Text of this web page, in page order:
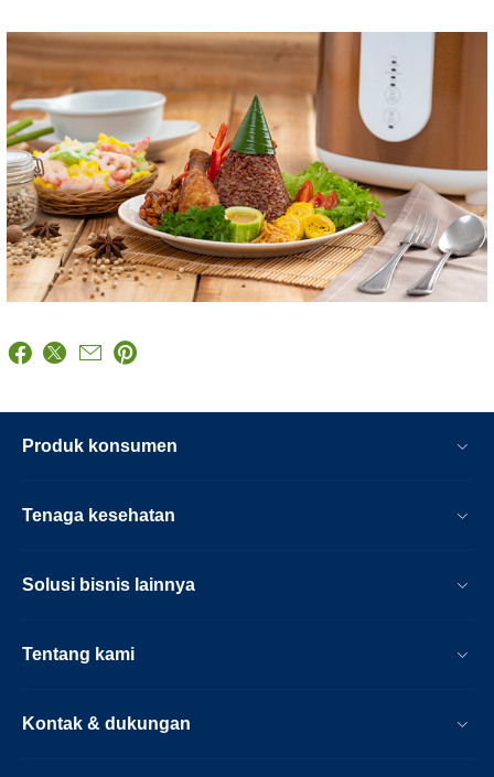
Produk konsumen
Tenaga kesehatan
Solusi bisnis lainnya
Tentang kami
Kontak & dukungan